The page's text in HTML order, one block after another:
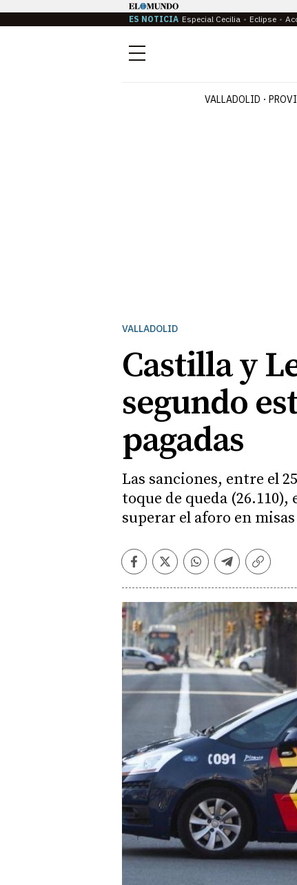
ES NOTICIA Especial Cecilia Eclipse
Menú
VALLADOLID
VALLADOLID
Castilla y
segundo
pagadas
Las sanciones, entre el
toque de queda
superar el aforo en misas
Facebook
TwitterWhatsapp
Telegram
Copiar